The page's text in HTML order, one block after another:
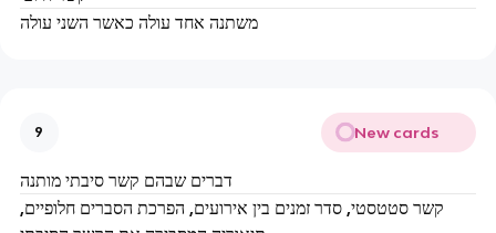
משתנה אחד עולה כאשר השני עולה
9 New cards
דברים שבהם קשר סיבתי מותנה
קשר סטטסטי, סדר זמנים בין אירועים, הפרכת הסברים חלופיים,